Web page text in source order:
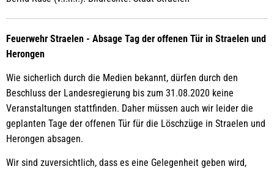
Feuerwehr Straelen - Absage Tag der offenen Tür in Straelen und
Herongen
Wie sicherlich durch die Medien bekannt, dürfen durch den
Beschluss der Landesregierung bis zum 31.08.2020 keine
Veranstaltungen stattfinden. Daher müssen auch wir leider die
geplanten Tage der offenen Tür für die Löschzüge in Straelen und
Herongen absagen.
Wir sind zuversichtlich, dass es eine Gelegenheit geben wird,